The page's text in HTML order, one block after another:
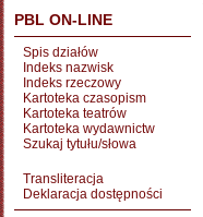
PBL ON-LINE
Spis działów
Indeks nazwisk
Indeks rzeczowy
Kartoteka czasopism
Kartoteka teatrów
Kartoteka wydawnictw
Szukaj tytułu/słowa
Transliteracja
Deklaracja dostępności